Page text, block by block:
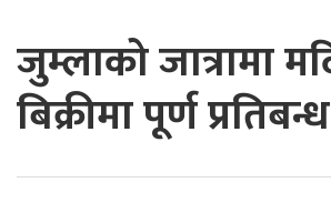
जुम्लाको जात्रामा
बिक्रीमा पूर्ण प्रतिबन्ध